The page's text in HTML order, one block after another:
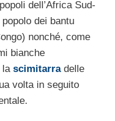
dell’Africa Sud-
dei bantu
nonché, come
bianche
la scimitarra delle
volta in seguito